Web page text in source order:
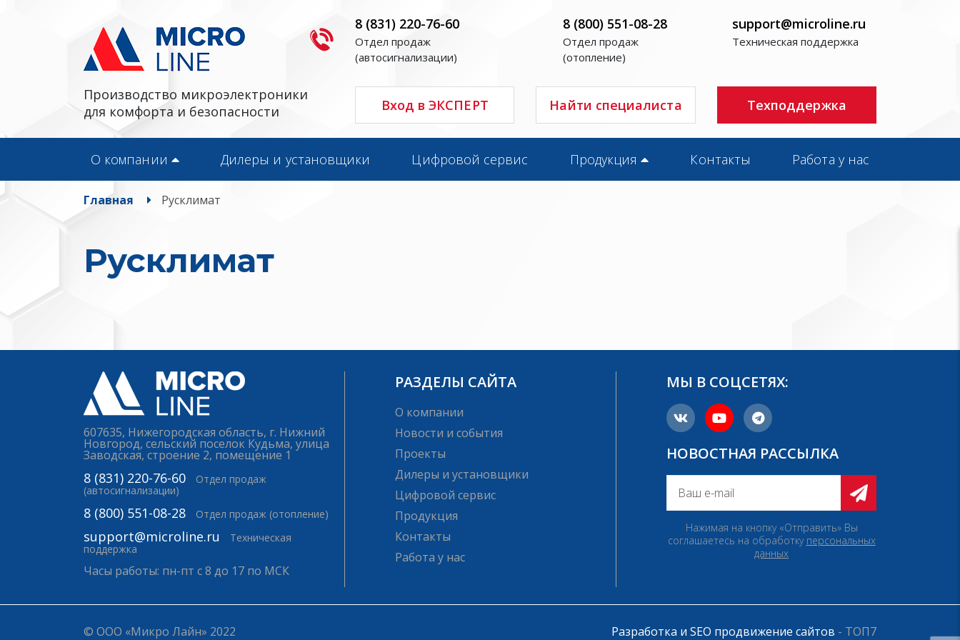
Производство микроэлектроники
для комфорта и безопасности
8 (831) 220-76-60
Отдел продаж
(автосигнализации)
8 (800) 551-08-28
Отдел продаж
(отопление)
support@microline.ru
Техническая поддержка
Вход в ЭКСПЕРТ Найти специалиста Техподдержка
О компании Дилеры и установщики Цифровой сервис Продукция Контакты Работа у нас
Главная Русклимат
Русклимат
607635, Нижегородская область, г. Нижний
Новгород, сельский поселок Кудьма, улица
Заводская, строение 2, помещение 1
8 (831) 220-76-60
Отдел продаж
(автосигнализации)
8 (800) 551-08-28 Отдел продаж (отопление)
support@microline.ru
Техническая
поддержка
Часы работы: пн-пт с 8 до 17 по МСК
РАЗДЕЛЫ САЙТА
О компании
Новости и события
Проекты
Дилеры и установщики
Цифровой сервис
Продукция
Контакты
Работа у нас
МЫ В СОЦСЕТЯХ:
НОВОСТНАЯ РАССЫЛКА
Нажимая на кнопку «Отправить» Вы
соглашаетесь на обработку персональных
данных
© ООО «Микро Лайн» 2022 Разработка и SEO продвижение сайтов - ТОП7